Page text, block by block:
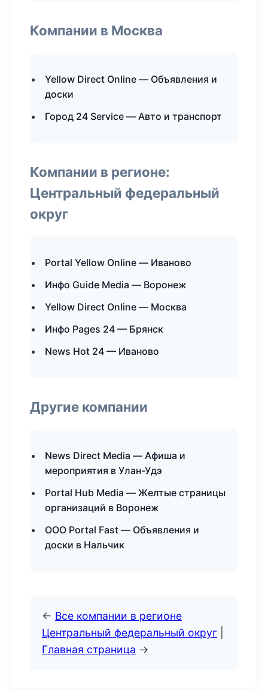
Компании в Москва
Yellow Direct Online — Объявления и
доски
Город 24 Service — Авто и транспорт
Компании в регионе:
Центральный федеральный
округ
Portal Yellow Online — Иваново
Инфо Guide Media — Воронеж
Yellow Direct Online — Москва
Инфо Pages 24 — Брянск
News Hot 24 — Иваново
Другие компании
News Direct Media — Афиша и
мероприятия в Улан-Удэ
Portal Hub Media — Желтые страницы
организаций в Воронеж
ООО Portal Fast — Объявления и
доски в Нальчик
← Все компании в регионе
Центральный федеральный округ
Главная страница →